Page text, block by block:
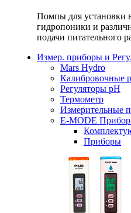
Помпы для установки
гидропоники и
подачи питательного
Измер. приборы и
Mars Hydro
Калибровочные
Регуляторы рН
Термометр
Измерительные
E-MODE
Приборы